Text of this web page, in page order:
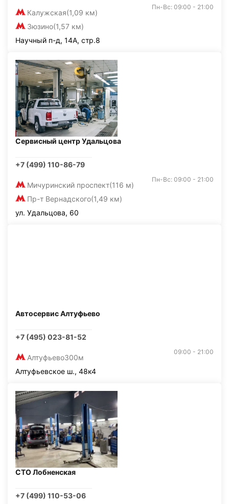
Калужская(1,09 км)
Зюзино(1,57 км)
Пн-Вс: 09:00 - 21:00
Научный п-д, 14А, стр.8
Сервисный центр Удальцова
+7 (499) 110-86-79
Мичуринский проспект(116 м)
Пр-т Вернадского(1,49 км)
Пн-Вс: 09:00 - 21:00
ул. Удальцова, 60
Автосервис Алтуфьево
+7 (495) 023-81-52
Алтуфьево300м
09:00 - 21:00
Алтуфьевское ш., 48к4
СТО Лобненская
+7 (499) 110-53-06